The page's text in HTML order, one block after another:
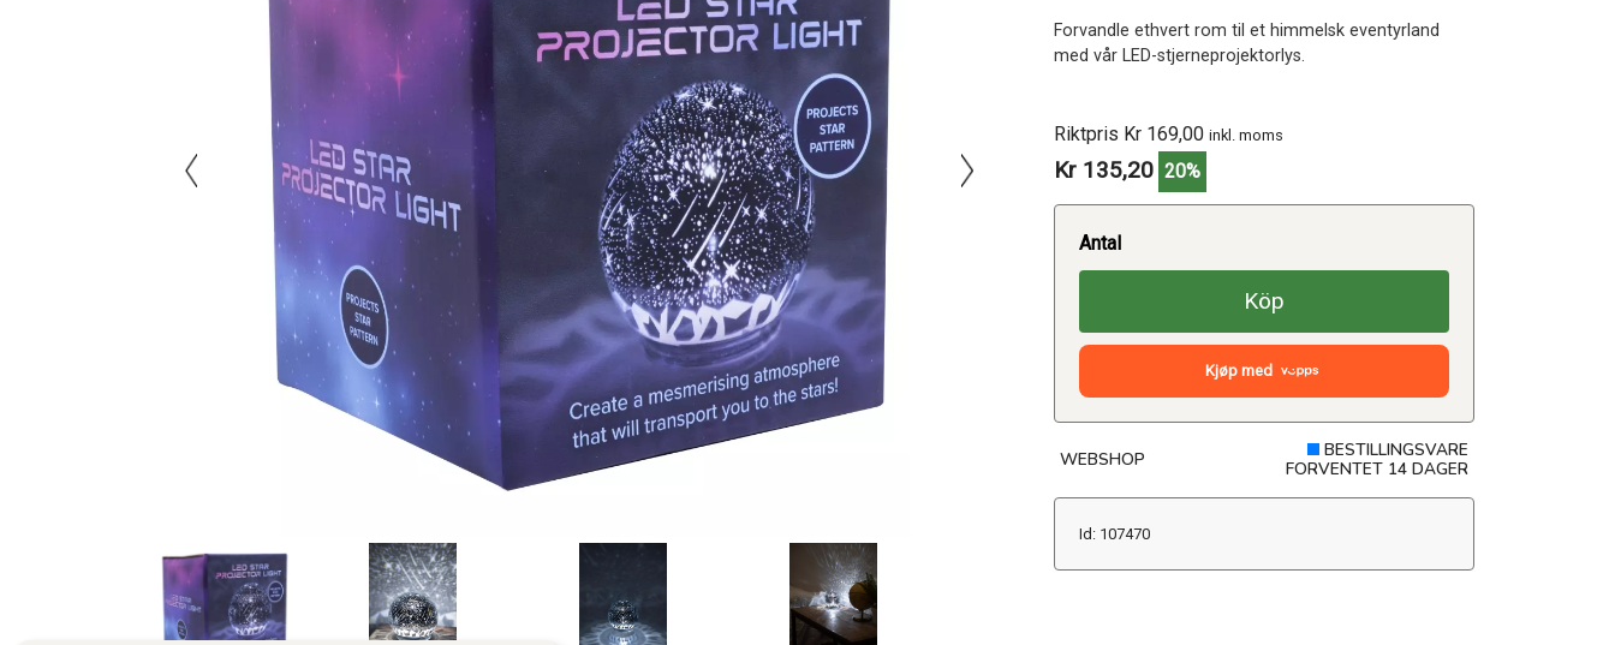
Forvandle ethvert rom til et himmelsk eventyrland
med vår LED-stjerneprojektorlys.
Riktpris Kr 169,00 inkl. moms
Kr 135,20 20%
Antal
Köp
Kjøp med
WEBSHOP
BESTILLINGSVARE
FORVENTET 14 DAGER
Id: 107470